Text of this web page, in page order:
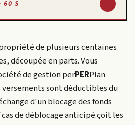
60 S
de plusieurs centaines
découpée en parts. Vous
de gestionperPERPlan
sont déductibles du
d'un blocage des fonds
de déblocage anticipé.çoit les